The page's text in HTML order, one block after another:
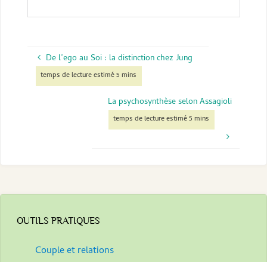
De l’ego au Soi : la distinction chez Jung
La psychosynthèse selon Assagioli
OUTILS PRATIQUES
Couple et relations